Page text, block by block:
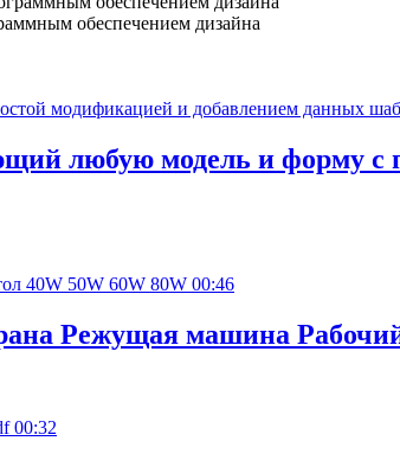
обеспечением дизайна
любую модель и форму с
00:46
Режущая машина
00:32